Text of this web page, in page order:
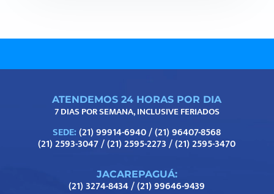
ATENDEMOS 24 HORAS POR DIA
7 DIAS POR SEMANA, INCLUSIVE FERIADOS
SEDE: (21) 99914-6940/(21) 96407-8568
(21) 2593-3047/(21) 2595-2273/(21) 2595-3470
JACAREPAGUÁ:
(21) 3274-8434/(21) 99646-9439